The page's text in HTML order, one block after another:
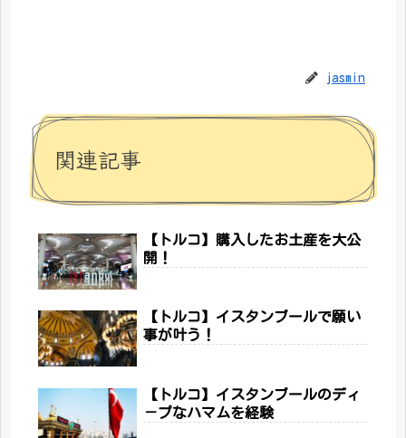
jasmin
関連記事
【トルコ】購入したお土産を大公
開！
【トルコ】イスタンブールで願い
事が叶う！
【トルコ】イスタンブールのディ
－プなハマムを経験